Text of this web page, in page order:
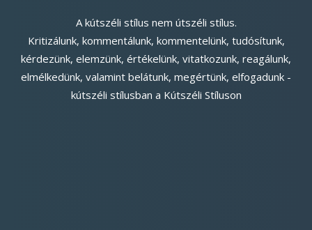
A kútszéli stílus nem útszéli stílus.
Kritizálunk, kommentálunk, kommentelünk, tudósítunk,
kérdezünk, elemzünk, értékelünk, vitatkozunk, reagálunk,
elmélkedünk, valamint belátunk, megértünk, elfogadunk -
kútszéli stílusban a Kútszéli Stíluson